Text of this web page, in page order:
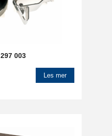
297 003
Les mer